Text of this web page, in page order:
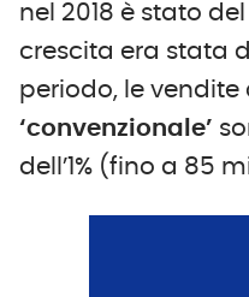
nel 2018 è stato del
crescita era stata
periodo, le vendite
‘convenzionale’
dell’1% (fino a 85